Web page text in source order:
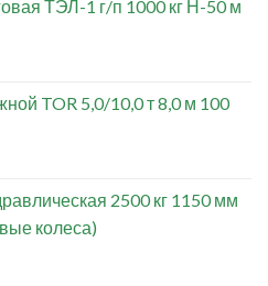
ТЭЛ-1 г/п 1000 кг Н-50 м
TOR 5,0/10,0 т 8,0 м 100
2500 кг 1150 мм
колеса)